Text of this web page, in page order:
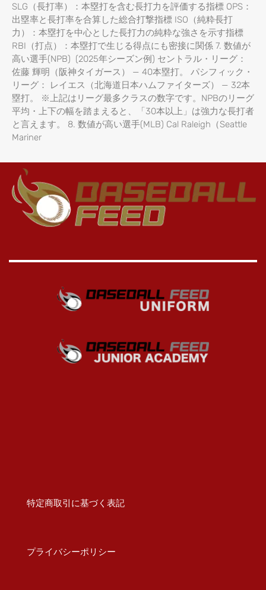
SLG（長打率）：本塁打を含む長打力を評価する指標 OPS：
出塁率と長打率を合算した総合打撃指標 ISO（純粋長打
力）：本塁打を中心とした長打力の純粋な強さを示す指標
RBI（打点）：本塁打で生じる得点にも密接に関係 7. 数値が
高い選手(NPB) (2025年シーズン例) セントラル・リーグ：
佐藤 輝明（阪神タイガース） — 40本塁打。 パシフィック・
リーグ： レイエス（北海道日本ハムファイターズ） — 32本
塁打。 ※上記はリーグ最多クラスの数字です。NPBのリーグ
平均・上下の幅を踏まえると、「30本以上」は強力な長打者
と言えます。 8. 数値が高い選手(MLB) Cal Raleigh（Seattle
Mariner
特定商取引に基づく表記
プライバシーポリシー